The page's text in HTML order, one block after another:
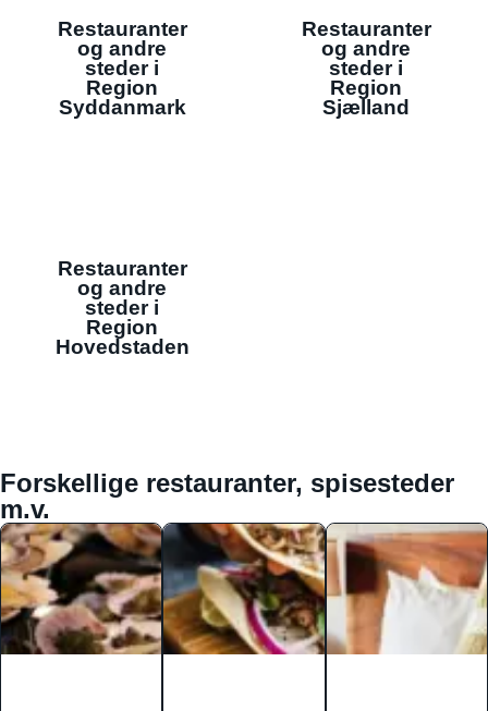
Restauranter
og andre
steder i
Region
Syddanmark
Restauranter
og andre
steder i
Region
Sjælland
Restauranter
og andre
steder i
Region
Hovedstaden
Forskellige restauranter, spisesteder
m.v.